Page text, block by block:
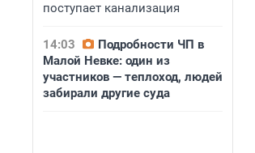
поступает канализация
14:03
Подробности ЧП в
Малой Невке: один из
участников — теплоход, людей
забирали другие суда